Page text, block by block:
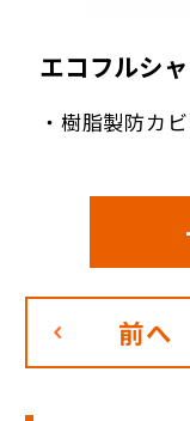
エコフルシ
・樹脂製防カ
前へ